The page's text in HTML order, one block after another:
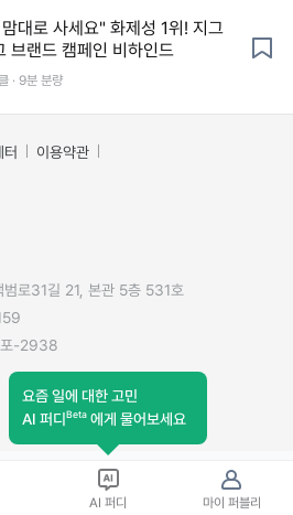
대로 사세요" 화제성 1위! 지그
브랜드 캠페인 비하인드
· 9분 분량
터
이용약관
로31길 21, 본관 5층 531호
포-2938
요즘 일에 대한 고민
AI 퍼디Beta 에게 물어보세요
AI 퍼디 마이 퍼블리